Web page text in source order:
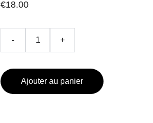
€18.00
- +
Ajouter au panier